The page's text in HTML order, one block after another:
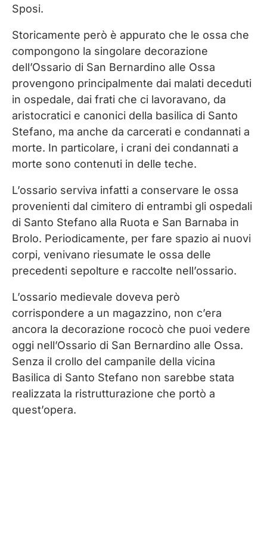
Sposi.
Storicamente però è appurato che le ossa che
compongono la singolare decorazione
dell’Ossario di San Bernardino alle Ossa
provengono principalmente dai malati deceduti
in ospedale, dai frati che ci lavoravano, da
aristocratici e canonici della basilica di Santo
Stefano, ma anche da carcerati e condannati a
morte. In particolare, i crani dei condannati a
morte sono contenuti in delle teche.
L’ossario serviva infatti a conservare le ossa
provenienti dal cimitero di entrambi gli ospedali
di Santo Stefano alla Ruota e San Barnaba in
Brolo. Periodicamente, per fare spazio ai nuovi
corpi, venivano riesumate le ossa delle
precedenti sepolture e raccolte nell’ossario.
L’ossario medievale doveva però
corrispondere a un magazzino, non c’era
ancora la decorazione rococò che puoi vedere
oggi nell’Ossario di San Bernardino alle Ossa.
Senza il crollo del campanile della vicina
Basilica di Santo Stefano non sarebbe stata
realizzata la ristrutturazione che portò a
quest’opera.